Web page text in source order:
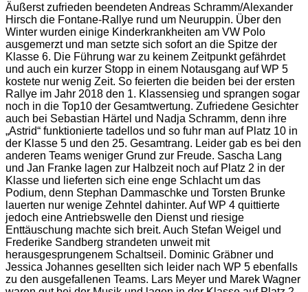
Äußerst zufrieden beendeten Andreas Schramm/Alexander
Hirsch die Fontane-Rallye rund um Neuruppin. Über den
Winter wurden einige Kinderkrankheiten am VW Polo
ausgemerzt und man setzte sich sofort an die Spitze der
Klasse 6. Die Führung war zu keinem Zeitpunkt gefährdet
und auch ein kurzer Stopp in einem Notausgang auf WP 5
kostete nur wenig Zeit. So feierten die beiden bei der ersten
Rallye im Jahr 2018 den 1. Klassensieg und sprangen sogar
noch in die Top10 der Gesamtwertung. Zufriedene Gesichter
auch bei Sebastian Härtel und Nadja Schramm, denn ihre
„Astrid“ funktionierte tadellos und so fuhr man auf Platz 10 in
der Klasse 5 und den 25. Gesamtrang. Leider gab es bei den
anderen Teams weniger Grund zur Freude. Sascha Lang
und Jan Franke lagen zur Halbzeit noch auf Platz 2 in der
Klasse und lieferten sich eine enge Schlacht um das
Podium, denn Stephan Dammaschke und Torsten Brunke
lauerten nur wenige Zehntel dahinter. Auf WP 4 quittierte
jedoch eine Antriebswelle den Dienst und riesige
Enttäuschung machte sich breit. Auch Stefan Weigel und
Frederike Sandberg strandeten unweit mit
herausgesprungenem Schaltseil. Dominic Gräbner und
Jessica Johannes gesellten sich leider nach WP 5 ebenfalls
zu den ausgefallenen Teams. Lars Meyer und Marek Wagner